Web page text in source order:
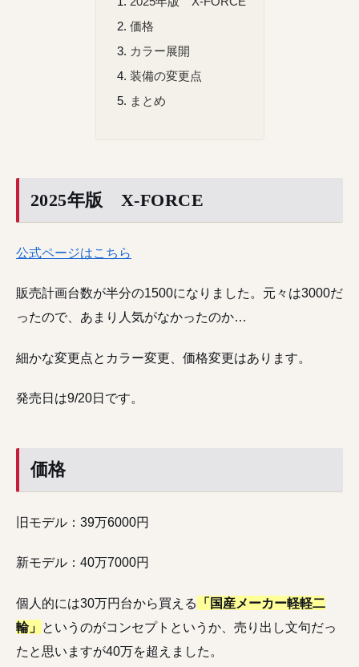
価格
カラー展開
装備の変更点
まとめ
2025年版 X-FORCE
公式ページはこちら
販売計画台数が半分の1500になりました。元々は3000だ
ったので、あまり人気がなかったのか…
細かな変更点とカラー変更、価格変更はあります。
発売日は9/20日です。
価格
旧モデル：39万6000円
新モデル：40万7000円
個人的には30万円台から買える
「国産メーカー軽軽二
輪」 というのがコンセプトというか、売り出し文句だっ
たと思いますが40万を超えました。